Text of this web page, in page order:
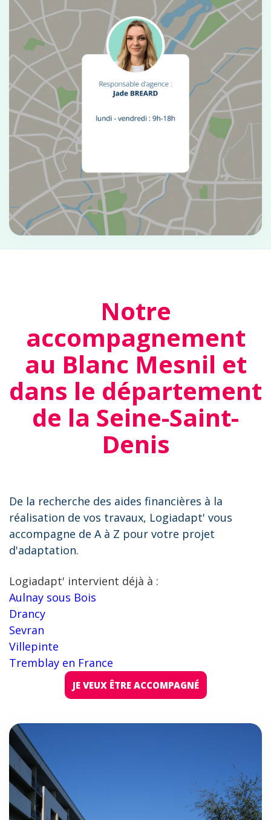
Notre
accompagnement
au Blanc Mesnil et
dans le département
de la Seine-Saint-
Denis
De la recherche des aides financières à la
réalisation de vos travaux, Logiadapt' vous
accompagne de A à Z pour votre projet
d'adaptation.
Logiadapt' intervient déjà à :
Aulnay sous Bois
Drancy
Sevran
Villepinte
Tremblay en France
JE VEUX ÊTRE ACCOMPAGNÉ